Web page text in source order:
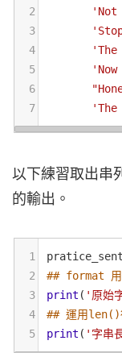
2
3
4
5
6
7
以下練習取出串
的輸出。
1
2
## format 用
3
print ( '原始
4
## 運用len()
5
print ( '字串